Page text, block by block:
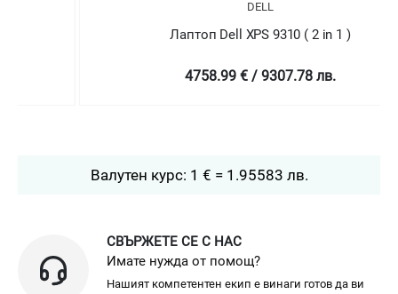
Лаптоп Dell XPS 9310 ( 2 in 1 )
4758.99 € / 9307.78 лв.
Валутен курс: 1 € = 1.95583 лв.
СВЪРЖЕТЕ СЕ С НАС
Имате нужда от помощ?
Нашият компетентен екип е винаги готов да ви